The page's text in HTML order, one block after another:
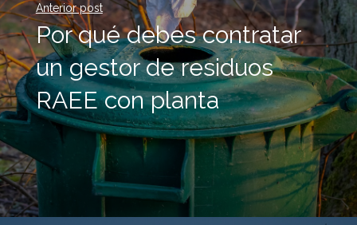
Anterior post
Por qué debes contratar
un gestor de residuos
RAEE con planta